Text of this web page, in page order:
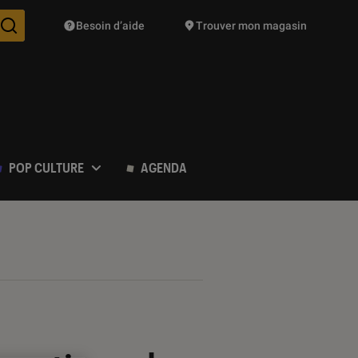
Des suggestions de produits vont vous être proposées
Besoin d’aide Trouver mon magasin
POP CULTURE AGENDA